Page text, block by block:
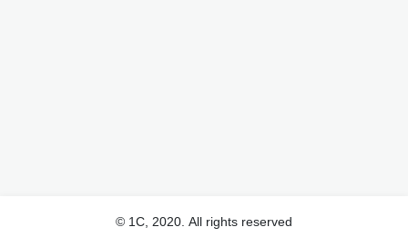
© 1С, 2020. All rights reserved